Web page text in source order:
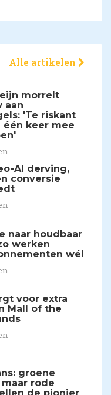
Alle artikelen
morrelt
aan
'Te riskant
één keer mee
AI derving,
conversie
naar houdbaar
werken
wél
voor extra
Mall of the
groene
rode